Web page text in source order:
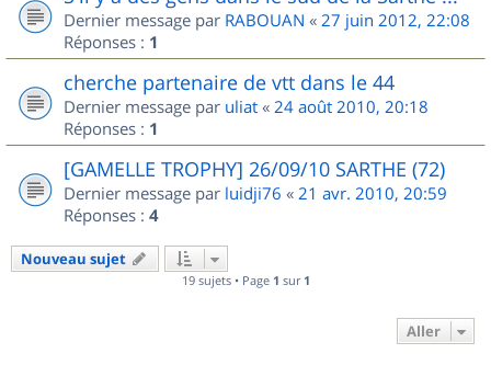
Dernier message par RABOUAN « 27 juin 2012, 22:08
Réponses : 1
cherche partenaire de vtt dans le 44
Dernier message par uliat « 24 août 2010, 20:18
Réponses : 1
[GAMELLE TROPHY] 26/09/10 SARTHE (72)
Dernier message par luidji76 « 21 avr. 2010, 20:59
Réponses : 4
Nouveau sujet
19 sujets • Page 1 sur 1
Aller